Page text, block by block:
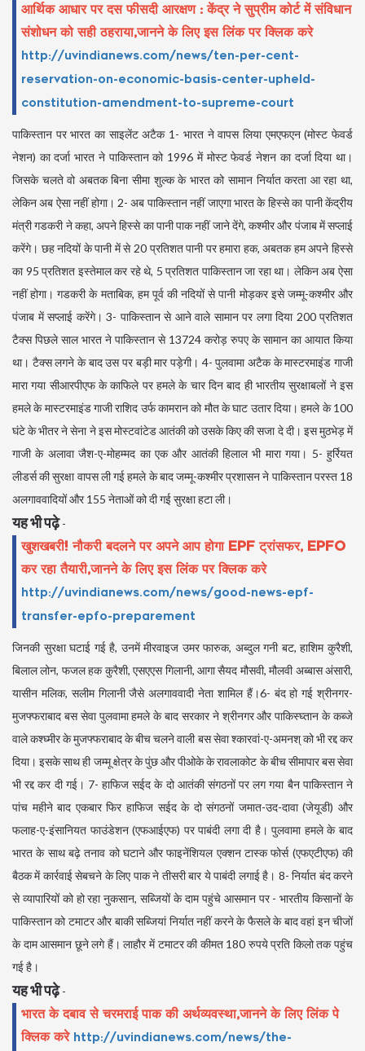
आर्थिक आधार पर दस फीसदी आरक्षण : केंद्र ने सुप्रीम कोर्ट में संविधान
संशोधन को सही ठहराया,जानने के लिए इस लिंक पर क्लिक करे
http://uvindianews.com/news/ten-per-cent-
reservation-on-economic-basis-center-upheld-
constitution-amendment-to-supreme-court
पाकिस्तान पर भारत का साइलेंट अटैक 1- भारत ने वापस लिया एमएफएन (मोस्ट फेवर्ड
नेशन) का दर्जा भारत ने पाकिस्तान को 1996 में मोस्ट फेवर्ड नेशन का दर्जा दिया था।
जिसके चलते वो अबतक बिना सीमा शुल्क के भारत को सामान निर्यात करता आ रहा था,
लेकिन अब ऐसा नहीं होगा। 2- अब पाकिस्तान नहीं जाएगा भारत के हिस्से का पानी केंद्रीय
मंत्री गडकरी ने कहा, अपने हिस्से का पानी पाक नहीं जाने देंगे, कश्मीर और पंजाब में सप्लाई
करेंगे। छह नदियों के पानी में से 20 प्रतिशत पानी पर हमारा हक, अबतक हम अपने हिस्से
का 95 प्रतिशत इस्तेमाल कर रहे थे, 5 प्रतिशत पाकिस्तान जा रहा था। लेकिन अब ऐसा
नहीं होगा। गडकरी के मताबिक, हम पूर्व की नदियों से पानी मोड़कर इसे जम्मू-कश्मीर और
पंजाब में सप्लाई करेंगे। 3- पाकिस्तान से आने वाले सामान पर लगा दिया 200 प्रतिशत
टैक्स पिछले साल भारत ने पाकिस्तान से 13724 करोड़ रुपए के सामान का आयात किया
था। टैक्स लगने के बाद उस पर बड़ी मार पड़ेगी। 4- पुलवामा अटैक के मास्टरमाइंड गाजी
मारा गया सीआरपीएफ के काफिले पर हमले के चार दिन बाद ही भारतीय सुरक्षाबलों ने इस
हमले के मास्टरमाइंड गाजी राशिद उर्फ कामरान को मौत के घाट उतार दिया। हमले के 100
घंटे के भीतर ने सेना ने इस मोस्टवांटेड आतंकी को उसके किए की सजा दे दी। इस मुठभेड़ में
गाजी के अलावा जैश-ए-मोहम्मद का एक और आतंकी हिलाल भी मारा गया। 5- हुर्रियत
लीडर्स की सुरक्षा वापस ली गई हमले के बाद जम्मू-कश्मीर प्रशासन ने पाकिस्तान परस्त 18
अलगाववादियों और 155 नेताओं को दी गई सुरक्षा हटा ली।
यह भी पढ़े-
खुशखबरी! नौकरी बदलने पर अपने आप होगा EPF ट्रांसफर, EPFO
कर रहा तैयारी,जानने के लिए इस लिंक पर क्लिक करे
http://uvindianews.com/news/good-news-epf-
transfer-epfo-preparement
जिनकी सुरक्षा घटाई गई है, उनमें मीरवाइज उमर फारुक, अब्दुल गनी बट, हाशिम कुरैशी,
बिलाल लोन, फजल हक कुरैशी, एसएएस गिलानी, आगा सैयद मौसवी, मौलवी अब्बास अंसारी,
यासीन मलिक, सलीम गिलानी जैसे अलगाववादी नेता शामिल हैं।6- बंद हो गई श्रीनगर-
मुजफ्फराबाद बस सेवा पुलवामा हमले के बाद सरकार ने श्रीनगर और पाकिस्घ्तान के कब्जे
वाले कश्घ्मीर के मुजफ्फराबाद के बीच चलने वाली बस सेवा श्कारवां-ए-अमनश् को भी रद्द कर
दिया। इसके साथ ही जम्मू क्षेत्र के पुंछ और पीओके के रावलाकोट के बीच सीमापार बस सेवा
भी रद्द कर दी गई। 7- हाफिज सईद के दो आतंकी संगठनों पर लग गया बैन पाकिस्तान ने
पांच महीने बाद एकबार फिर हाफिज सईद के दो संगठनों जमात-उद-दावा (जेयूडी) और
फलाह-ए-इंसानियत फाउंडेशन (एफआईएफ) पर पाबंदी लगा दी है। पुलवामा हमले के बाद
भारत के साथ बढ़े तनाव को घटाने और फाइनेंशियल एक्शन टास्क फोर्स (एफएटीएफ) की
बैठक में कार्रवाई सेबचने के लिए पाक ने तीसरी बार ये पाबंदी लगाई है। 8- निर्यात बंद करने
से व्यापारियों को हो रहा नुकसान, सब्जियों के दाम पहुंचे आसमान पर - भारतीय किसानों के
पाकिस्तान को टमाटर और बाकी सब्जियां निर्यात नहीं करने के फैसले के बाद वहां इन चीजों
के दाम आसमान छूने लगे हैं। लाहौर में टमाटर की कीमत 180 रुपये प्रति किलो तक पहुंच
गई है।
यह भी पढ़े-
भारत के दबाव से चरमराई पाक की अर्थव्यवस्था,जानने के लिए लिंक पे
क्लिक करे http://uvindianews.com/news/the-